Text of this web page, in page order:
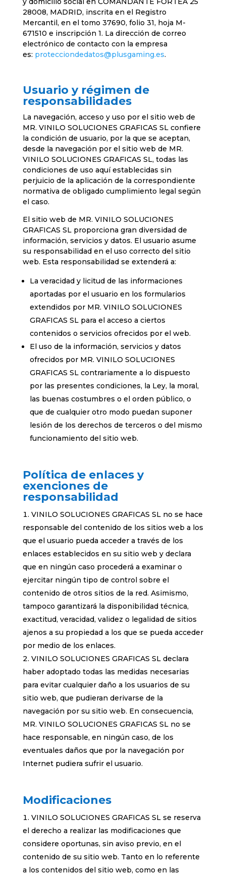
28008, MADRID, inscrita en el Registro
Mercantil, en el tomo 37690, folio 31, hoja M-
671510 e inscripción 1. La dirección de correo
electrónico de contacto con la empresa
es: protecciondedatos@plusgaming.es.
Usuario y régimen de
responsabilidades
La navegación, acceso y uso por el sitio web de
MR. VINILO SOLUCIONES GRAFICAS SL confiere
la condición de usuario, por la que se aceptan,
desde la navegación por el sitio web de MR.
VINILO SOLUCIONES GRAFICAS SL, todas las
condiciones de uso aquí establecidas sin
perjuicio de la aplicación de la correspondiente
normativa de obligado cumplimiento legal según
el caso.
El sitio web de MR. VINILO SOLUCIONES
GRAFICAS SL proporciona gran diversidad de
información, servicios y datos. El usuario asume
su responsabilidad en el uso correcto del sitio
web. Esta responsabilidad se extenderá a:
La veracidad y licitud de las informaciones
aportadas por el usuario en los formularios
extendidos por MR. VINILO SOLUCIONES
GRAFICAS SL para el acceso a ciertos
contenidos o servicios ofrecidos por el web.
El uso de la información, servicios y datos
ofrecidos por MR. VINILO SOLUCIONES
GRAFICAS SL contrariamente a lo dispuesto
por las presentes condiciones, la Ley, la moral,
las buenas costumbres o el orden público, o
que de cualquier otro modo puedan suponer
lesión de los derechos de terceros o del mismo
funcionamiento del sitio web.
Política de enlaces y
exenciones de
responsabilidad
VINILO SOLUCIONES GRAFICAS SL no se hace
responsable del contenido de los sitios web a los
que el usuario pueda acceder a través de los
enlaces establecidos en su sitio web y declara
que en ningún caso procederá a examinar o
ejercitar ningún tipo de control sobre el
contenido de otros sitios de la red. Asimismo,
tampoco garantizará la disponibilidad técnica,
exactitud, veracidad, validez o legalidad de sitios
ajenos a su propiedad a los que se pueda acceder
por medio de los enlaces.
VINILO SOLUCIONES GRAFICAS SL declara
haber adoptado todas las medidas necesarias
para evitar cualquier daño a los usuarios de su
sitio web, que pudieran derivarse de la
navegación por su sitio web. En consecuencia,
MR. VINILO SOLUCIONES GRAFICAS SL no se
hace responsable, en ningún caso, de los
eventuales daños que por la navegación por
Internet pudiera sufrir el usuario.
Modificaciones
VINILO SOLUCIONES GRAFICAS SL se reserva
el derecho a realizar las modificaciones que
considere oportunas, sin aviso previo, en el
contenido de su sitio web. Tanto en lo referente
a los contenidos del sitio web, como en las